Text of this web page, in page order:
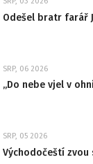
Odešel bratr farář
SRP, 06 2026
„Do nebe vjel v
SRP, 05 2026
Východočeští zvou